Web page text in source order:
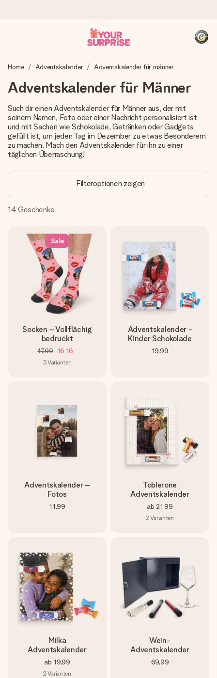
Wir bereiten dein Geschenk sorgfältig vor und schicken es
überreichen kannst, wenn es am meisten zählt.
4,8 (basierend auf +15.000 Bewertungen)
Unsere Geschenke begeistern. Kunden bewerten uns mit
4,8 bei Google Reviews (Gesamtergebnis aller Länder, in
+49 39292 929695
Home Adventskalender Adventskalender für männer
Adventskalender für Männer
Such dir einen Adventskalender für Männer aus, der mit
seinem Namen, Foto oder einer Nachricht personalisiert ist
und mit Sachen wie Schokolade, Getränken oder Gadgets
gefüllt ist, um jeden Tag im Dezember zu etwas Besonderem
zu machen. Mach den Adventskalender für ihn zu einer
täglichen Überraschung!
Filteroptionen zeigen
14 Geschenke
Sale
Socken – Vollflächig
bedruckt
17,99 16,16
3Varianten
Adventskalender -
Kinder Schokolade
19,99
Adventskalender –
Fotos
11,99
Toblerone
Adventskalender
ab 21,99
2 Varianten
Milka
Adventskalender
ab 19,99
2 Varianten
Wein-
Adventskalender
69,99